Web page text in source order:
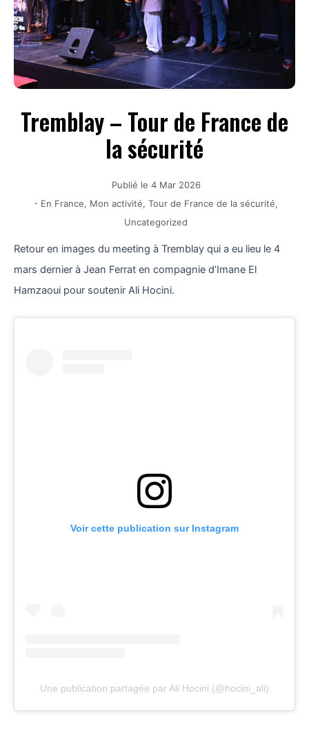
Tremblay – Tour de France de
la sécurité
Publié le 4 Mar 2026
- En France, Mon activité, Tour de France de la sécurité,
Uncategorized
Retour en images du meeting à Tremblay qui a eu lieu le 4
mars dernier à Jean Ferrat en compagnie d’Imane El
Hamzaoui pour soutenir Ali Hocini.
Voir cette publication sur Instagram
Une publication partagée par Ali Hocini (@hocini_ali)